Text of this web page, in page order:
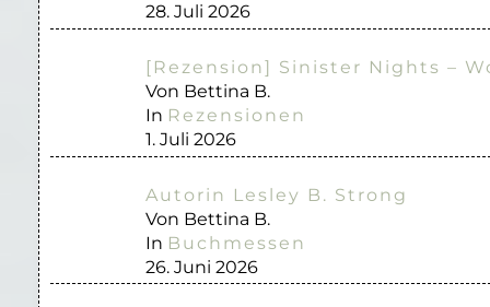
28. Juli 2026
[Rezension] Sinister Nights –
Von Bettina B.
In Rezensionen
1. Juli 2026
Autorin Lesley B. Strong
Von Bettina B.
In Buchmessen
26. Juni 2026